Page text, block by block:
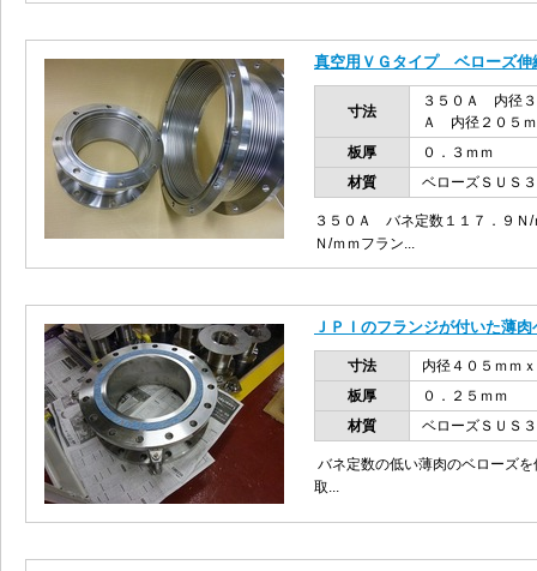
真空用ＶＧタイプ ベローズ伸
寸法
３５０Ａ 内径
Ａ 内径２０５
板厚
０．３ｍｍ
材質
ベローズＳＵＳ
３５０Ａ バネ定数１１７．９
Ｎ/ｍｍフラン...
ＪＰＩのフランジが付いた薄
寸法
内径４０５ｍｍ
板厚
０．２５ｍｍ
材質
ベローズＳＵＳ
バネ定数の低い薄肉のベローズ
取...